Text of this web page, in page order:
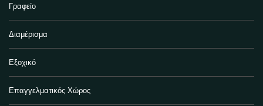
Γραφείο
Διαμέρισμα
Εξοχικό
Επαγγελματικός Χώρος